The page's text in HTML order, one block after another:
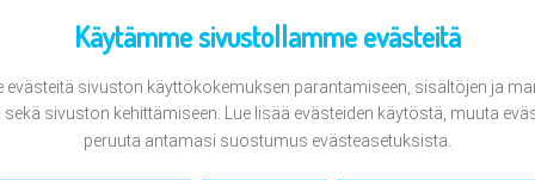
Käytämme sivustollamme evästeitä
evästeitä sivuston käyttökokemuksen parantamiseen, sisältöjen ja
sivuston kehittämiseen. Lue lisää evästeiden käytöstä, muuta
peruuta antamasi suostumus evästeasetuksista.